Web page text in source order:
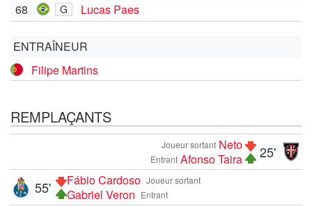
68
G Lucas Paes
ENTRAÎNEUR
Filipe Martins
REMPLAÇANTS
25'
Joueur sortant Neto
Entrant Afonso Taira
Joueur sortant
Fábio Cardoso
Entrant
Gabriel Veron
55'